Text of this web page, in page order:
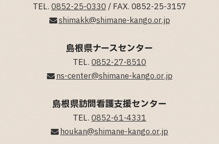
TEL. 0852-25-0330 / FAX. 0852-25-3157
shimakk@shimane-kango.or.jp
島根県ナースセンター
TEL. 0852-27-8510
ns-center@shimane-kango.or.jp
島根県訪問看護支援センター
TEL. 0852-61-4331
houkan@shimane-kango.or.jp